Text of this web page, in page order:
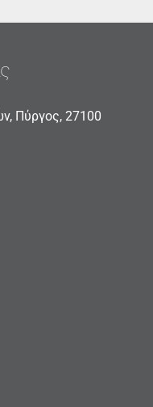
Πύργος, 27100